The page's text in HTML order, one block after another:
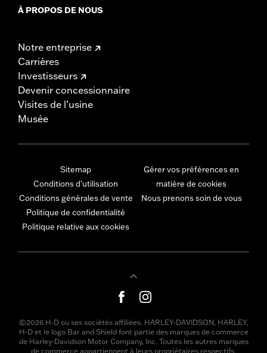
À PROPOS DE NOUS
Notre entreprise
Carrières
Investisseurs
Devenir concessionnaire
Visites de l’usine
Musée
Sitemap
Conditions d'utilisation
Conditions générales de vente
Politique de confidentialité
Politique relative aux cookies
Gérer vos préférences en
matière de cookies
Nous prenons soin de vous
©2026 H-D ou ses sociétés affiliées. HARLEY-DAVIDSON, HARLEY,
H-D et le logo Bar and Shield font partie des marques de commerce
de Harley-Davidson Motor Company, Inc. Toutes les autres marques
de commerce appartiennent à leurs propriétaires respectifs.